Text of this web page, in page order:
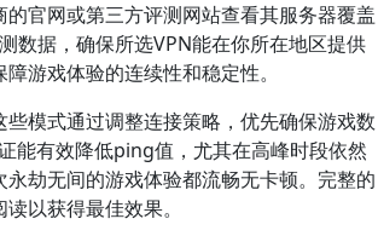
官网或第三方评测网站查看其服务器覆盖
数据，确保所选VPN能在你所在地区提供
游戏体验的连续性和稳定性。
模式通过调整连接策略，优先确保游戏数
能有效降低ping值，尤其在高峰时段依然
劫无间的游戏体验都流畅无卡顿。完整的
以获得最佳效果。